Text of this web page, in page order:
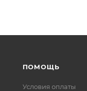
ПОМОЩЬ
Условия оплаты